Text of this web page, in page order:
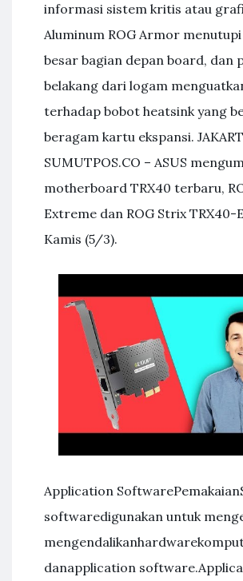
informasi sistem kritis atau
Aluminum ROG Armor
besar bagian depan board, dan
belakang dari logam
terhadap bobot heatsink yang
beragam kartu ekspansi.
SUMUTPOS.CO – ASUS
motherboard TRX40 terbaru,
Extreme dan ROG Strix TRX40-
Kamis (5/3).
Application
softwaredigunakan untuk
danapplication